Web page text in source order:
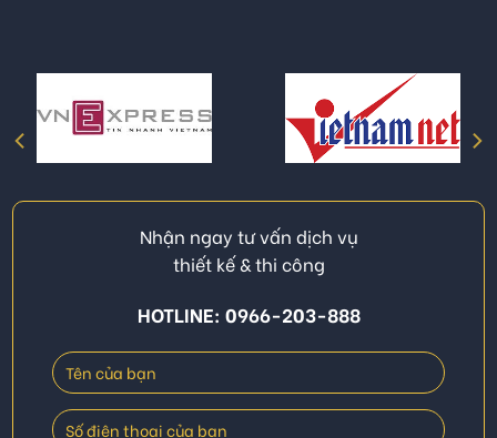
Nhận ngay tư vấn dịch vụ
thiết kế & thi công
HOTLINE: 0966-203-888